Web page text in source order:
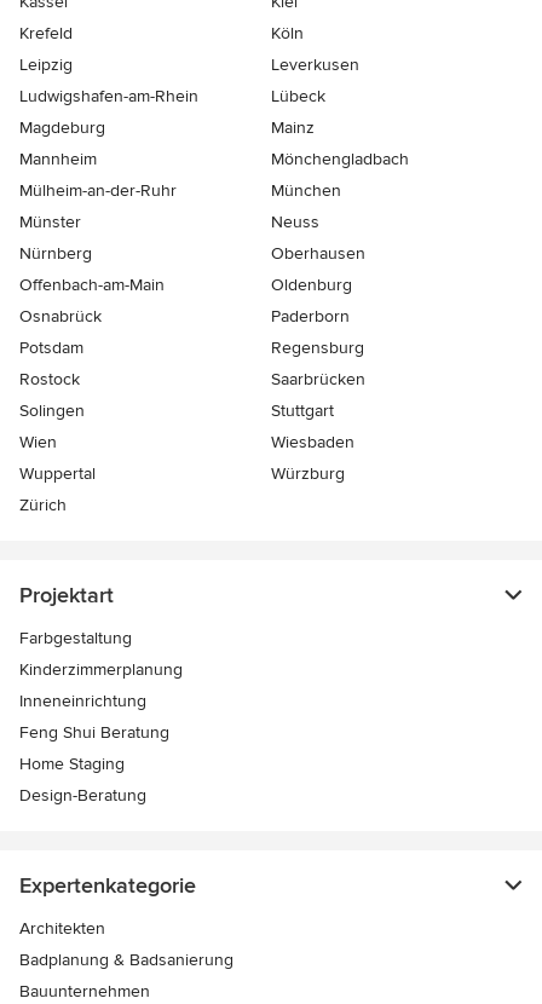
Krefeld
Köln
Leipzig
Leverkusen
Ludwigshafen-am-Rhein
Lübeck
Magdeburg
Mainz
Mannheim
Mönchen­gladbach
Mülheim-an-der-Ruhr
München
Münster
Neuss
Nürnberg
Oberhausen
Offenbach-am-Main
Oldenburg
Osnabrück
Paderborn
Potsdam
Regensburg
Rostock
Saarbrücken
Solingen
Stuttgart
Wien
Wiesbaden
Wuppertal
Würzburg
Zürich
Projektart
Farbgestaltung
Kinderzimmerplanung
Inneneinrichtung
Feng Shui Beratung
Home Staging
Design-Beratung
Expertenkategorie
Architekten
Badplanung & Badsanierung
Bauunternehmen